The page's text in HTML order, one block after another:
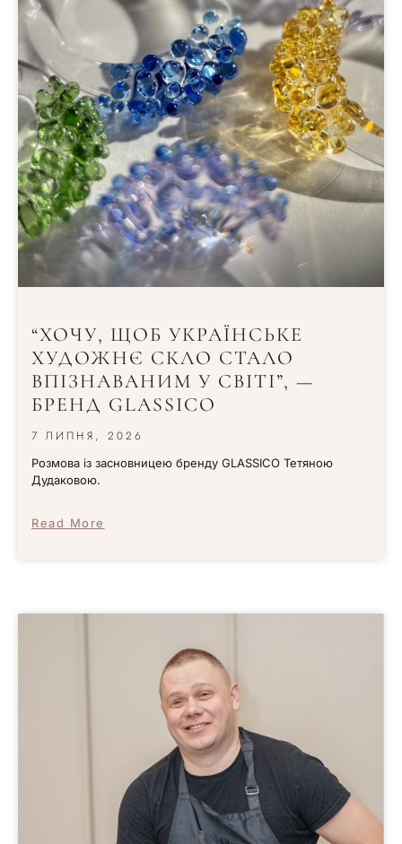
“ХОЧУ, ЩОБ УКРАЇНСЬКЕ
ХУДОЖНЄ СКЛО СТАЛО
ВПІЗНАВАНИМ У СВІТІ”, —
БРЕНД GLASSICO
7 ЛИПНЯ, 2026
Розмова із засновницею бренду GLASSICO Тетяною
Дудаковою.
Read More